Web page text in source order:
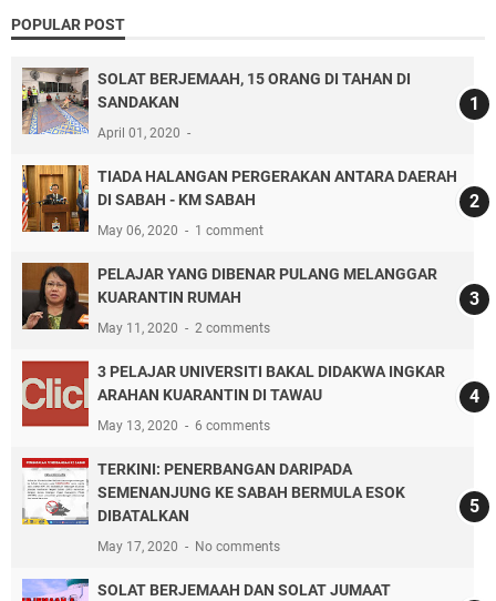
POPULAR POST
SOLAT BERJEMAAH, 15 ORANG DI TAHAN DI
SANDAKAN
April 01, 2020
TIADA HALANGAN PERGERAKAN ANTARA DAERAH
DI SABAH - KM SABAH
May 06, 2020 1 comment
PELAJAR YANG DIBENAR PULANG MELANGGAR
KUARANTIN RUMAH
May 11, 2020 2 comments
3 PELAJAR UNIVERSITI BAKAL DIDAKWA INGKAR
ARAHAN KUARANTIN DI TAWAU
May 13, 2020 6 comments
TERKINI: PENERBANGAN DARIPADA
SEMENANJUNG KE SABAH BERMULA ESOK
DIBATALKAN
May 17, 2020 No comments
SOLAT BERJEMAAH DAN SOLAT JUMAAT